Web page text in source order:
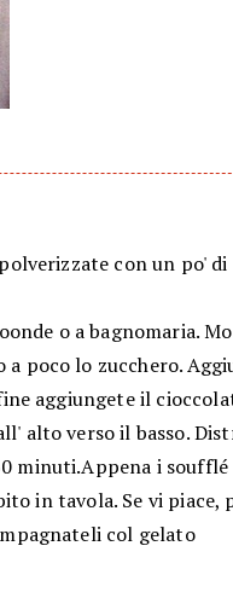
con un po' di
o a bagnomaria.
poco lo zucchero.
aggiungete il
alto verso il basso.
minuti.Appena i soufflé
in tavola. Se vi piace,
col gelato